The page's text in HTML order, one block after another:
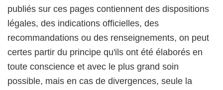
publiés sur ces pages contiennent des dispositions
légales, des indications officielles, des
recommandations ou des renseignements, on peut
certes partir du principe qu'ils ont été élaborés en
toute conscience et avec le plus grand soin
possible, mais en cas de divergences, seule la